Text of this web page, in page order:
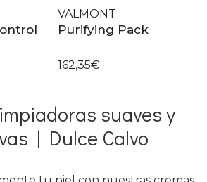
VALMONT
Purifying Pack
162,35€
suaves y
| Dulce Calvo